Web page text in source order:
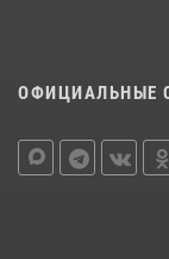
ОФИЦИАЛЬНЫЕ